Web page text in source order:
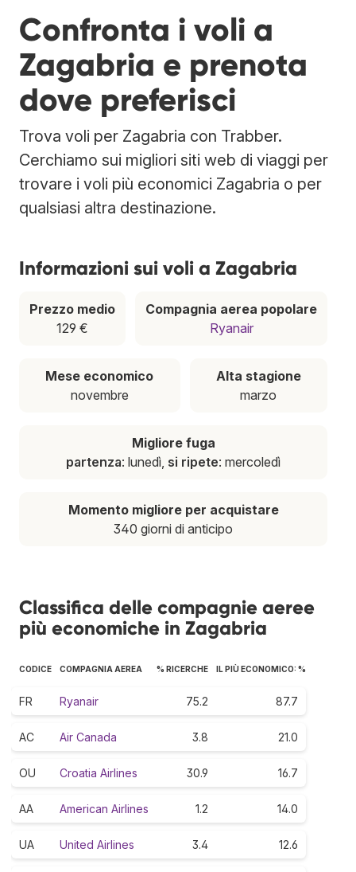
Confronta i voli a
Zagabria e prenota
dove preferisci
Trova voli per Zagabria con Trabber.
Cerchiamo sui migliori siti web di viaggi per
trovare i voli più economici Zagabria o per
qualsiasi altra destinazione.
Informazioni sui voli a Zagabria
Prezzo medio
129 €
Compagnia aerea popolare
Ryanair
Mese economico
novembre
Alta stagione
marzo
Migliore fuga
partenza: lunedì, si ripete: mercoledì
Momento migliore per acquistare
340 giorni di anticipo
Classifica delle compagnie aeree
più economiche in Zagabria
CODICE COMPAGNIA AEREA % RICERCHE IL PIÙ ECONOMICO: %
FR Ryanair 75.2 87.7
AC Air Canada 3.8 21.0
OU Croatia Airlines 30.9 16.7
AA American Airlines 1.2 14.0
UA United Airlines 3.4 12.6